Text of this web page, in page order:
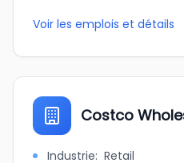
Voir les emplois et détails
Costco
Industrie: Retail